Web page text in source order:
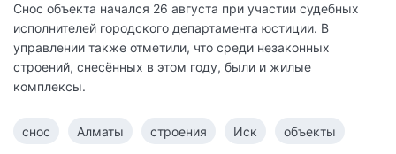
Снос объекта начался 26 августа при участии судебных
исполнителей городского департамента юстиции. В
управлении также отметили, что среди незаконных
строений, снесённых в этом году, были и жилые
комплексы.
снос Алматы строения Иск объекты